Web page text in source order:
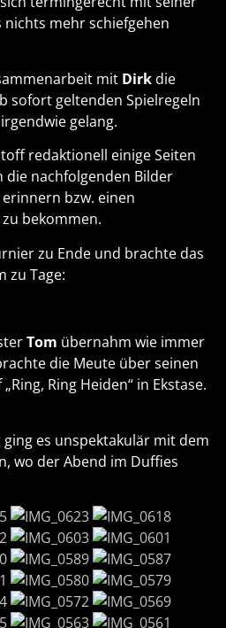
mehr schiefgehen
mit Dirkdie
sofort geltenden Spielregeln
gelang.
redaktionell einige Seiten
die nachfolgenden Bilder
bzw. einen
bekommen.
zu Ende und brachte das
zu Tage:
Tom übernahm wie immer
die Meute über seinen
Ring Heiden“ in Ekstase.
es unspektakulär mit dem
wo der Abend im Duffies